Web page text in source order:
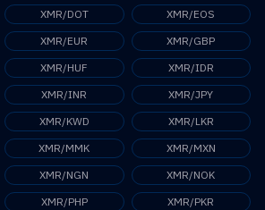
XMR/DOT
XMR/EOS
XMR/EUR
XMR/GBP
XMR/HUF
XMR/IDR
XMR/INR
XMR/JPY
XMR/KWD
XMR/LKR
XMR/MMK
XMR/MXN
XMR/NGN
XMR/NOK
XMR/PHP
XMR/PKR